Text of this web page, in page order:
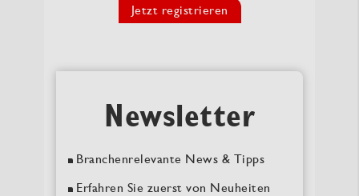
Newsletter
Branchenrelevante News & Tipps
Erfahren Sie zuerst von Neuheiten
Jetzt registrieren